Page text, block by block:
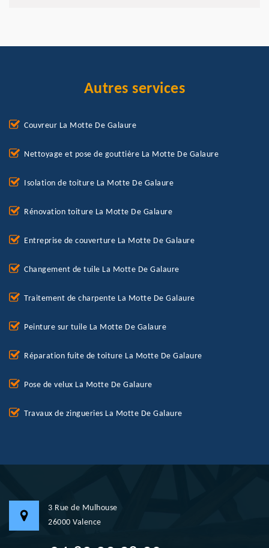
Autres services
Couvreur La Motte De Galaure
Nettoyage et pose de gouttière La Motte De Galaure
Isolation de toiture La Motte De Galaure
Rénovation toiture La Motte De Galaure
Entreprise de couverture La Motte De Galaure
Changement de tuile La Motte De Galaure
Traitement de charpente La Motte De Galaure
Peinture sur tuile La Motte De Galaure
Réparation fuite de toiture La Motte De Galaure
Pose de velux La Motte De Galaure
Travaux de zingueries La Motte De Galaure
3 Rue de Mulhouse
26000 Valence